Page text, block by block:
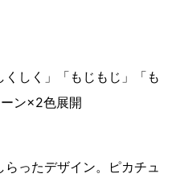
くしく」「もじもじ」「も
ン×2色展開
ったデザイン。ピカチュ